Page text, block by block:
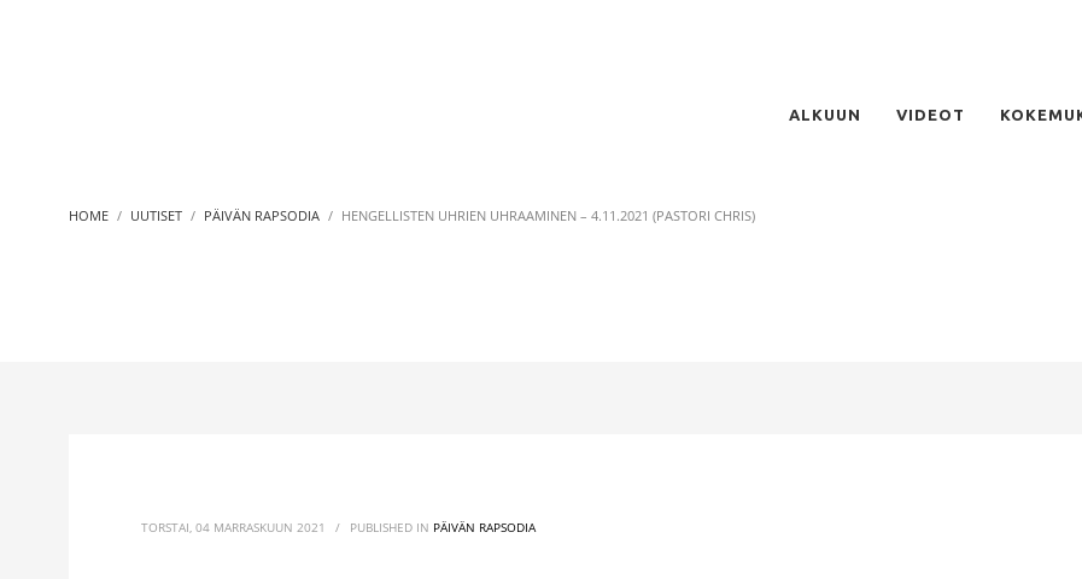
ALKUUN VIDEOT
HOME UUTISET PÄIVÄN RAPSODIA HENGELLISTEN UHRIEN UHRAAMINEN – 4.11.2021 (PASTORI CHRIS)
TORSTAI, 04 MARRASKUUN 2021 / PUBLISHED IN PÄIVÄN RAPSODIA